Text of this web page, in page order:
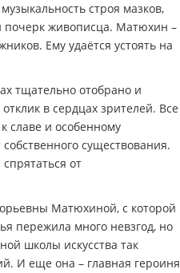
строя мазков,
почерк живописца. Матюхин –
Ему удаётся устоять на
тщательно отобрано и
в сердцах зрителей. Все
славе и особенному
существования.
от
Матюхиной, с которой
пережила много невзгод, но
школы искусства так
И еще она – главная героиня